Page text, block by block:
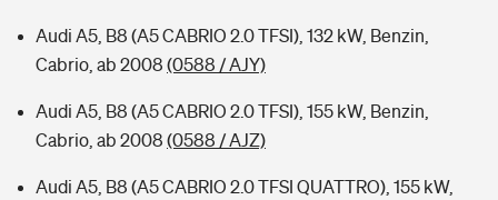
Audi A5, B8 (A5 CABRIO 2.0 TFSI), 132 kW, Benzin,
Cabrio, ab 2008 (0588 / AJY)
Audi A5, B8 (A5 CABRIO 2.0 TFSI), 155 kW, Benzin,
Cabrio, ab 2008 (0588 / AJZ)
Audi A5, B8 (A5 CABRIO 2.0 TFSI QUATTRO), 155 kW,